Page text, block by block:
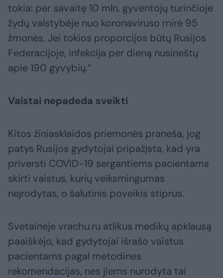
tokia: per savaitę 10 mln. gyventojų turinčioje
žydų valstybėje nuo koronaviruso mirė 95
žmonės. Jei tokios proporcijos būtų Rusijos
Federacijoje, infekcija per dieną nusineštų
apie 190 gyvybių.“
Vaistai nepadeda sveikti
Kitos žiniasklaidos priemonės praneša, jog
patys Rusijos gydytojai pripažįsta, kad yra
priversti COVID-19 sergantiems pacientams
skirti vaistus, kurių veiksmingumas
neįrodytas, o šalutinis poveikis stiprus.
Svetainėje vrachu.ru atlikus medikų apklausą
paaiškėjo, kad gydytojai išrašo vaistus
pacientams pagal metodines
rekomendacijas, nes jiems nurodyta tai